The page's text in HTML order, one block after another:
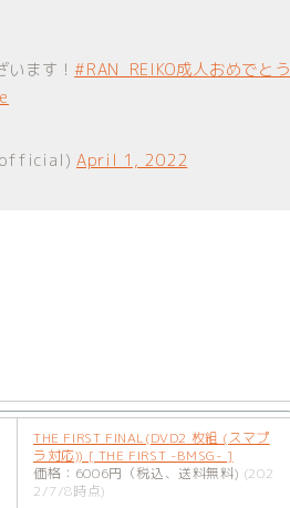
ます！ #RAN_REIKO成人おめでとう
April 1, 2022
THE FIRST FINAL(DVD2 枚組 (スマプ
ラ対応)) [ THE FIRST -BMSG- ]
価格：6006円（税込、送料無料) (202
2/7/8時点)